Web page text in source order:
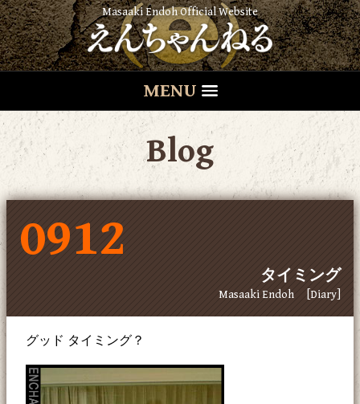
Masaaki Endoh Official Website
MENU
Blog
0912
タイミング
Masaaki Endoh [Diary]
グッド タイミング？